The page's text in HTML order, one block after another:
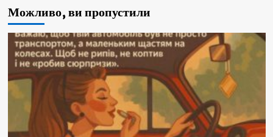
Можливо, ви пропустили